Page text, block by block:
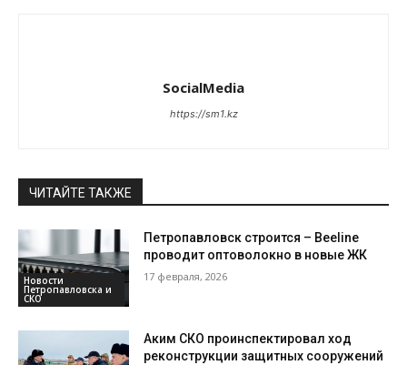
SocialMedia
https://sm1.kz
ЧИТАЙТЕ ТАКЖЕ
Новости
Петропавловска и
СКО
Петропавловск строится – Beeline
проводит оптоволокно в новые ЖК
17 февраля, 2026
Аким СКО проинспектировал ход
реконструкции защитных сооружений